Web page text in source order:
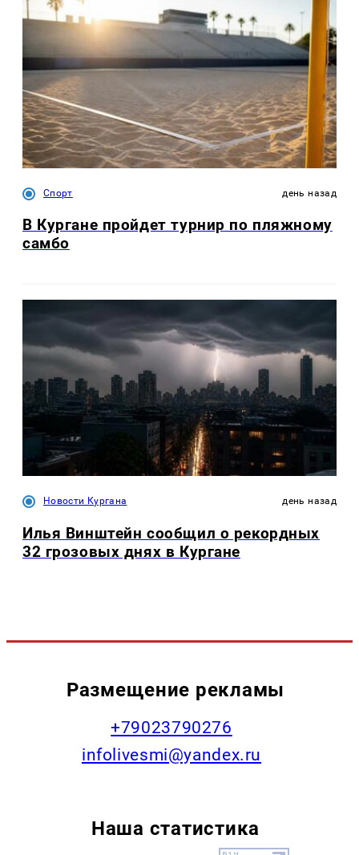
Спорт день назад
В Кургане пройдет турнир по пляжному
самбо
Новости Кургана день назад
Илья Винштейн сообщил о рекордных
32 грозовых днях в Кургане
Размещение рекламы
+79023790276
infolivesmi@yandex.ru
Наша статистика